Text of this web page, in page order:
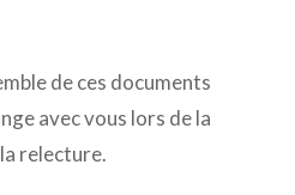
de ces documents
avec vous lors de la
relecture.